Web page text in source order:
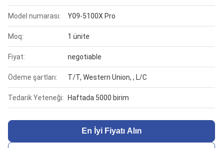
Model numarası: Y09-5100X Pro
Moq: 1 ünite
Fiyat: negotiable
Ödeme şartları: T/T, Western Union, , L/C
Tedarik Yeteneği: Haftada 5000 birim
En İyi Fiyatı Alın